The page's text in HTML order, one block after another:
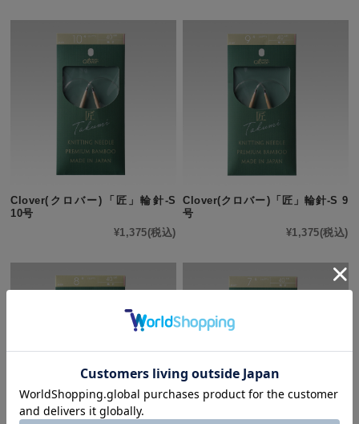
Clover(クロバー)「匠」輪針-S
10号
¥1,375(税込)
Clover(クロバー)「匠」輪針-S 9
号
¥1,375(税込)